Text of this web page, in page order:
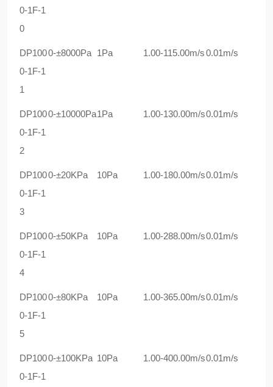
0-1F-1
0
DP100
0-1F-1
1
0-±8000Pa 1Pa 1.00-115.00m/s0.01m/s
DP100
0-1F-1
2
0-±10000Pa1Pa 1.00-130.00m/s0.01m/s
DP100
0-1F-1
3
0-±20KPa 10Pa 1.00-180.00m/s0.01m/s
DP100
0-1F-1
4
0-±50KPa 10Pa 1.00-288.00m/s0.01m/s
DP100
0-1F-1
5
0-±80KPa 10Pa 1.00-365.00m/s0.01m/s
DP100
0-1F-1
0-±100KPa 10Pa 1.00-400.00m/s0.01m/s